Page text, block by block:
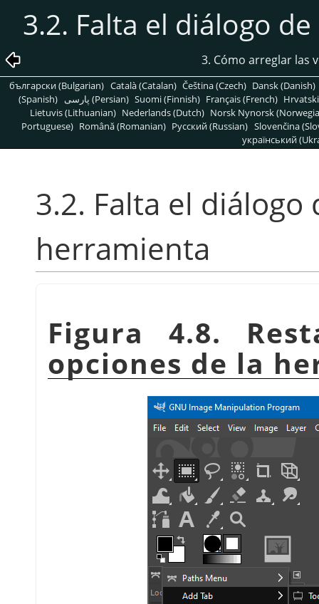
3.2. Falta el diálogo
3. Cómo arreglar las
български (Bulgarian) Català (Catalan) Čeština (Czech) Dansk (Danish)
(Spanish)
پارسی (Persian) Suomi (Finnish) Français (French)
Lietuvis (Lithuanian) Nederlands (Dutch) Norsk Nynorsk
Portuguese) Română (Romanian) Pусский (Russian) Slovenčina
український
3.2. Falta el
herramienta
Figura 4.8.
opciones de la